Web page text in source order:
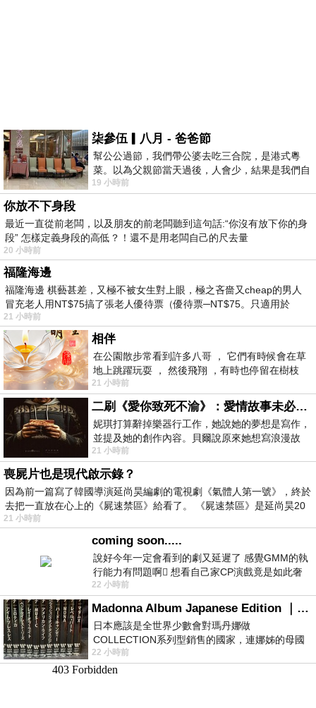
柒參伍▎八月 - 爸爸節
幫公公過節，我們帶公婆去吃三合院，是港式粵
菜。以為父親節當天過後，人會少，結果是我們自
己想多了。人陸續地進，滿滿都是人，個人
19 小時前
你放不下身段
最近一直從前老闆，以及朋友的前老闆聽到這句話:“你沒有放下你的身
段” 怎樣定義身段的高低？！還不是用老闆自己的尺去量
20 小時前
福隆海邊
福隆海邊 棋藝甚差，又極不被女生對上眼，極之吝嗇又cheap的男人
冒充老人用NT$75搞了張老人優待票（優待票─NT$75。只適用於
21 小時前
相伴
在公園散步常看到許多八哥 ， 它們有時候會在草
地上跳躍玩耍 ， 然後飛翔 ，有時也停留在樹枝
上，它們身軀是咖啡色的，鳥喙是黃色
21 小時前
二刷《愛你致死不渝》：愛情故事未必是浪漫故事
妮琪打算辭掉樂器行工作，她說她的夢想是寫作，
並提及她的創作內容。貝爾說原來她想寫浪漫故
事，妮琪回應：「不是浪漫故事，是愛情
21 小時前
喪屍片也是現代啟示錄？
因為前一篇寫了韓國導演延尚昊編劇的電視劇《氣體人第一號》，終於
去把一直放在心上的《屍速禁區》給看了。 《屍速禁區》是延尚昊20
21 小時前
coming soon.....
說好今年一定會看到的劇又延遲了 感覺GMM的執
行能力有問題啊🫩 想看自己家CP演戲竟是如此奢
侈的事 GMM你說看看啊😑 先把劇放
22 小時前
Madonna Album Japanese Edition ｜瑪丹娜專輯們2026年日本版重發系列
日本應該是全世界少數會對瑪丹娜做
COLLECTION系列型銷售的國家，連娜姊的母國
美國都沒對她這樣過，這全拜在他們到現在唱片
22 小時前